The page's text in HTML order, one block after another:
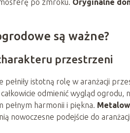
są ważne?
przestrzeni
istotną rolę w aranżacji
odmienić wygląd ogrodu,
pełnym harmonii i piękna.
nowoczesne podejście do